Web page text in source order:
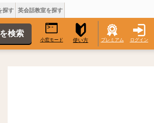
探す 英会話教室を探す
小窓モード 使い方 プレミアム ログイン